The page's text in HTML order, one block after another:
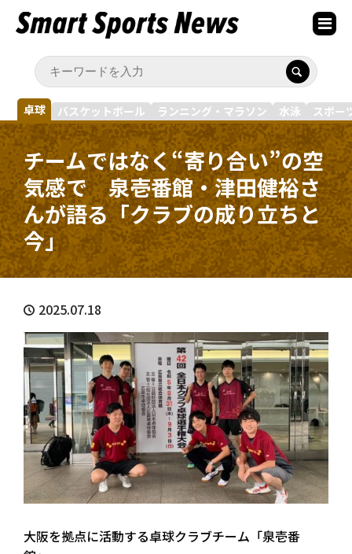
卓球 バスケットボール ランニング・マラソン 水泳 スポー
チームではなく“寄り合い”の空
気感で 泉壱番館・津田健裕さ
んが語る「クラブの成り立ちと
今」
2025.07.18
大阪を拠点に活動する卓球クラブチーム「泉壱番